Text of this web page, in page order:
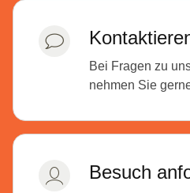
Bei Fragen zu
nehmen Sie
Besuch